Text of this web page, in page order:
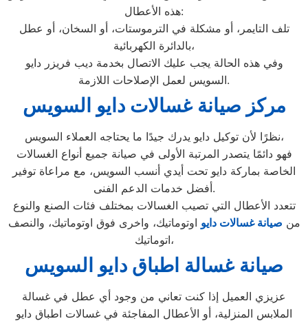
هذه الأعطال:
تلف التايمر، أو مشكلة في الترموستات، أو السخان، أو عطل
بالدائرة الكهربائية،
وفي هذه الحالة يجب عليك الاتصال بخدمة ديب فريزر دايو
السويس لعمل الإصلاحات اللازمة.
مركز صيانة غسالات دايو السويس
نظرًا لأن توكيل دايو يدرك جيدًا ما يحتاجه العملاء السويس،
فهو دائمًا يتصدر المرتبة الأولى في صيانة جميع أنواع الغسالات
الخاصة بماركة دايو تحت أيدي أنسب السويس، مع مراعاة توفير
أفضل خدمات الدعم الفنى.
تتعدد الأعطال التي تصيب الغسالات بمختلف فئات الصنع والنوع
من صيانة غسالات دايو اوتوماتيك، واخرى فوق اوتوماتيك، والنصف
اتوماتيك،
صيانة غسالة اطباق دايو السويس
عزيزي العميل إذا كنت تعاني من وجود أي عطل في غسالة
الملابس المنزلية، أو الأعطال المفاجئة في غسالات اطباق دايو